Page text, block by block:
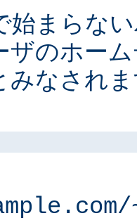
始まらな
ザのホー
みなされ